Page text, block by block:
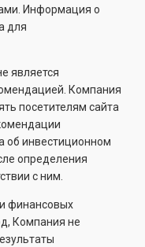
Информация о
для
является
Компания
посетителям сайта
об инвестиционном
определения
с ним.
финансовых
Компания не